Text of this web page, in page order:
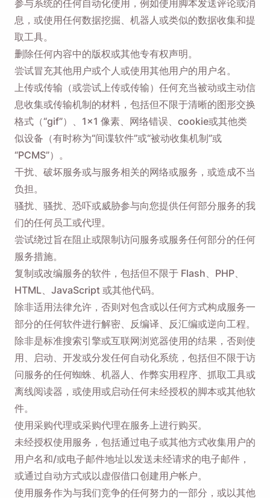
参与系统的任何自动化使用，例如使用脚本发送评论或消
息，或使用任何数据挖掘、机器人或类似的数据收集和提
取工具。
删除任何内容中的版权或其他专有权声明。
尝试冒充其他用户或个人或使用其他用户的用户名。
上传或传输（或尝试上传或传输）任何充当被动或主动信
息收集或传输机制的材料，包括但不限于清晰的图形交换
格式（“gif”）、1×1 像素、网络错误、cookie或其他类
似设备（有时称为“间谍软件”或“被动收集机制”或
“PCMS”）。
干扰、破坏服务或与服务相关的网络或服务，或造成不当
负担。
骚扰、骚扰、恐吓或威胁参与向您提供任何部分服务的我
们的任何员工或代理。
尝试绕过旨在阻止或限制访问服务或服务任何部分的任何
服务措施。
复制或改编服务的软件，包括但不限于 Flash、PHP、
HTML、JavaScript 或其他代码。
除非适用法律允许，否则对包含或以任何方式构成服务一
部分的任何软件进行解密、反编译、反汇编或逆向工程。
除非是标准搜索引擎或互联网浏览器使用的结果，否则使
用、启动、开发或分发任何自动化系统，包括但不限于访
问服务的任何蜘蛛、机器人、作弊实用程序、抓取工具或
离线阅读器，或使用或启动任何未经授权的脚本或其他软
件。
使用采购代理或采购代理在服务上进行购买。
未经授权使用服务，包括通过电子或其他方式收集用户的
用户名和/或电子邮件地址以发送未经请求的电子邮件，
或通过自动方式或以虚假借口创建用户帐户。
使用服务作为与我们竞争的任何努力的一部分，或以其他
Email
勾选此选项，即表示您同意我们的隐私政策 。
发送